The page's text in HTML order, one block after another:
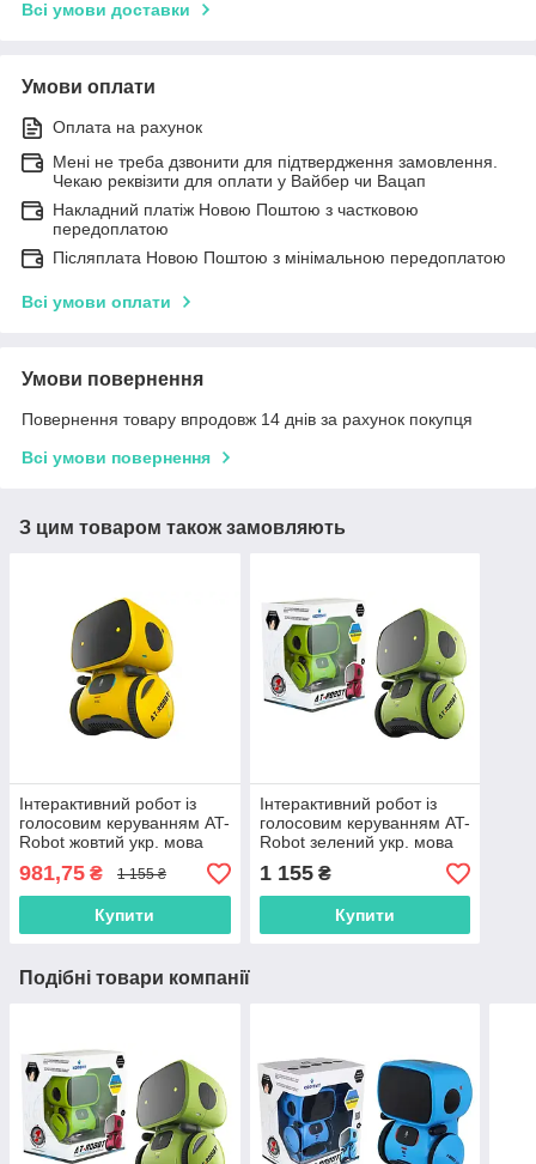
Всі умови доставки
Умови оплати
Оплата на рахунок
Мені не треба дзвонити для підтвердження замовлення.
Чекаю реквізити для оплати у Вайбер чи Вацап
Накладний платіж Новою Поштою з частковою
передоплатою
Післяплата Новою Поштою з мінімальною передоплатою
Всі умови оплати
Умови повернення
Повернення товару впродовж 14 днів за рахунок покупця
Всі умови повернення
З цим товаром також замовляють
Інтерактивний робот із
голосовим керуванням AT-
Robot жовтий укр. мова
AT001-03-UKR "AHEAD
TOYS" Оригінал
981,75 ₴ 1 155 ₴
Купити
Інтерактивний робот із
голосовим керуванням AT-
Robot зелений укр. мова
AT001-02-UKR "AHEAD
TOYS" Оригінал
1 155₴
Купити
Подібні товари компанії